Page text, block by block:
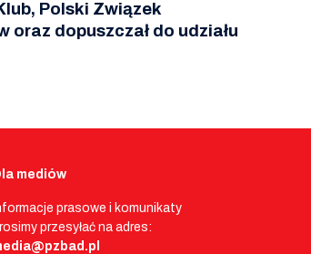
Polski Związek
dopuszczał do udziału
mediów
prasowe i komunikaty
przesyłać na adres: